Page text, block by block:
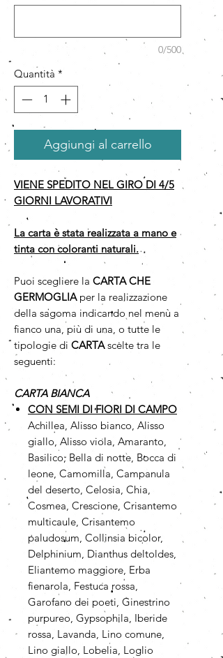
0/500
Quantità *
Aggiungi al carrello
VIENE SPEDITO NEL GIRO DI 4/5
GIORNI LAVORATIVI
La carta è stata realizzata a mano e
tinta con coloranti naturali.
Puoi scegliere la CARTA CHE
GERMOGLIAper la realizzazione
della sagoma indicando nel menù a
fianco una, più di una, o tutte le
tipologie di CARTAscelte tra le
seguenti:
CARTA BIANCA
CON SEMI DI FIORI DI CAMPO
Achillea, Alisso bianco, Alisso
giallo, Alisso viola, Amaranto,
Basilico, Bella di notte, Bocca di
leone, Camomilla, Campanula
del deserto, Celosia, Chia,
Cosmea, Crescione, Crisantemo
multicaule, Crisantemo
paludosum, Collinsia bicolor,
Delphinium, Dianthus deltoldes,
Eliantemo maggiore, Erba
fienarola, Festuca rossa,
Garofano dei poeti, Ginestrino
purpureo, Gypsophila, Iberide
rossa, Lavanda, Lino comune,
Lino giallo, Lobelia, Loglio